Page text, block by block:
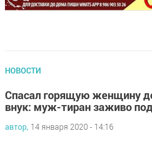
НОВОСТИ
Спасал горящую женщину
внук: муж-тиран заживо
автор, 14 января 2020 - 14:16